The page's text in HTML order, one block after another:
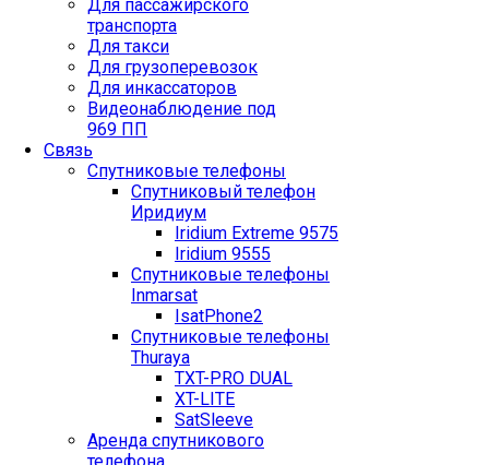
Для пассажирского
транспорта
Для такси
Для грузоперевозок
Для инкассаторов
Видеонаблюдение под
969 ПП
Связь
Спутниковые телефоны
Спутниковый телефон
Иридиум
Iridium Extreme 9575
Iridium 9555
Спутниковые телефоны
Inmarsat
IsatPhone2
Спутниковые телефоны
Thuraya
TXT-PRO DUAL
XT-LITE
SatSleeve
Аренда спутникового